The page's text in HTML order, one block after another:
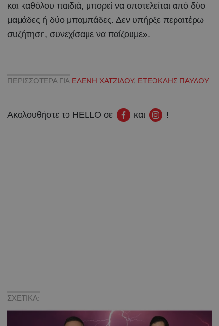
και καθόλου παιδιά, μπορεί να αποτελείται από δύο
μαμάδες ή δύο μπαμπάδες. Δεν υπήρξε περαιτέρω
συζήτηση, συνεχίσαμε να παίζουμε».
ΠΕΡΙΣΣΟΤΕΡΑ ΓΙΑ ΕΛΕΝΗ ΧΑΤΖΙΔΟΥ, ΕΤΕΟΚΛΗΣ ΠΑΥΛΟΥ
Ακολουθήστε το HELLO σε και !
ΣΧΕΤΙΚΑ: